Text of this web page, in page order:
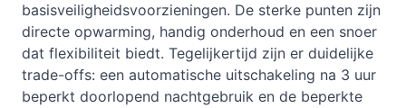
basisveiligheidsvoorzieningen. De sterke punten zijn
directe opwarming, handig onderhoud en een snoer
dat flexibiliteit biedt. Tegelijkertijd zijn er duidelijke
trade-offs: een automatische uitschakeling na 3 uur
beperkt doorlopend nachtgebruik en de beperkte